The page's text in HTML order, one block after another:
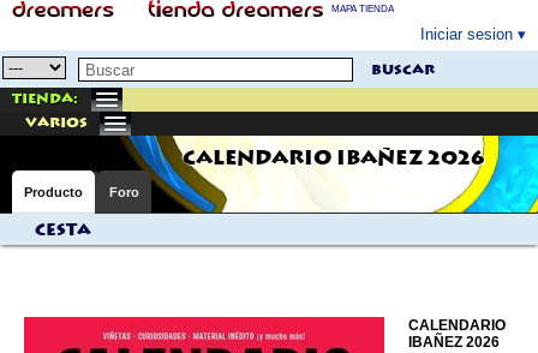
MAPA TIENDA
Iniciar sesion
buscar
Tienda:
varios
CALENDARIO IBAÑEZ 2026
Producto Foro
Cesta
CALENDARIO
IBAÑEZ 2026